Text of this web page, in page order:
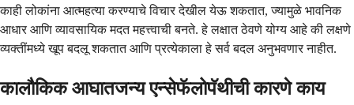
काही लोकांना आत्महत्या करण्याचे विचार देखील येऊ शकतात, ज्यामुळे भावनिक
आधार आणि व्यावसायिक मदत महत्त्वाची बनते. हे लक्षात ठेवणे योग्य आहे की लक्षणे
व्यक्तींमध्ये खूप बदलू शकतात आणि प्रत्येकाला हे सर्व बदल अनुभवणार नाहीत.
कालौकिक आघातजन्य एन्सेफॅलोपॅथीची कारणे काय